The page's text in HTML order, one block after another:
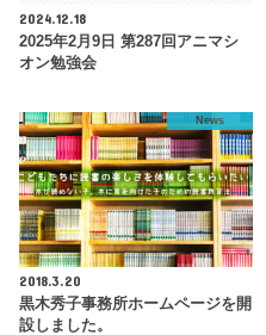
2024.12.18
2025年2月9日 第287回アニマシ
オン勉強会
News
2018.3.20
黒木秀子事務所ホームページを開
設しました。